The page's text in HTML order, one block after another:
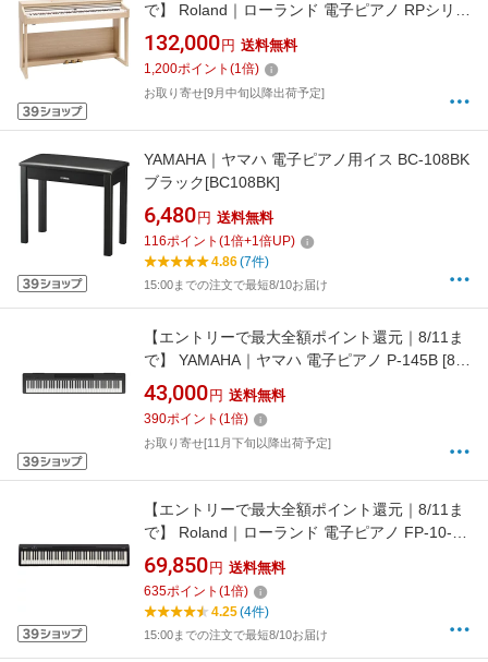
で】 Roland｜ローランド 電子ピアノ RPシリー
ズ ライトオーク RP701-LA [88鍵盤]
132,000 円 送料無料
1,200ポイント (1倍)
お取り寄せ[9月中旬以降出荷予定]
YAMAHA｜ヤマハ 電子ピアノ用イス BC-108BK
ブラック[BC108BK]
6,480 円 送料無料
116ポイント (1倍+1倍UP)
4.86(7件)
15:00までの注文で最短8/10お届け
【エントリーで最大全額ポイント還元｜8/11ま
で】 YAMAHA｜ヤマハ 電子ピアノ P-145B [88
鍵盤]
43,000 円 送料無料
390ポイント (1倍)
お取り寄せ[11月下旬以降出荷予定]
【エントリーで最大全額ポイント還元｜8/11ま
で】 Roland｜ローランド 電子ピアノ FP-10-
BK ブラック [88鍵盤]
69,850 円 送料無料
635ポイント (1倍)
4.25(4件)
15:00までの注文で最短8/10お届け